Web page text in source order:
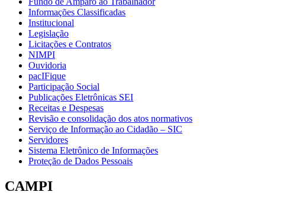
Informações Classificadas
Institucional
Legislação
Licitações e Contratos
NIMPI
Ouvidoria
pacIFique
Participação Social
Publicações Eletrônicas SEI
Receitas e Despesas
Revisão e consolidação dos atos normativos
Serviço de Informação ao Cidadão – SIC
Servidores
Sistema Eletrônico de Informações
Proteção de Dados Pessoais
CAMPI